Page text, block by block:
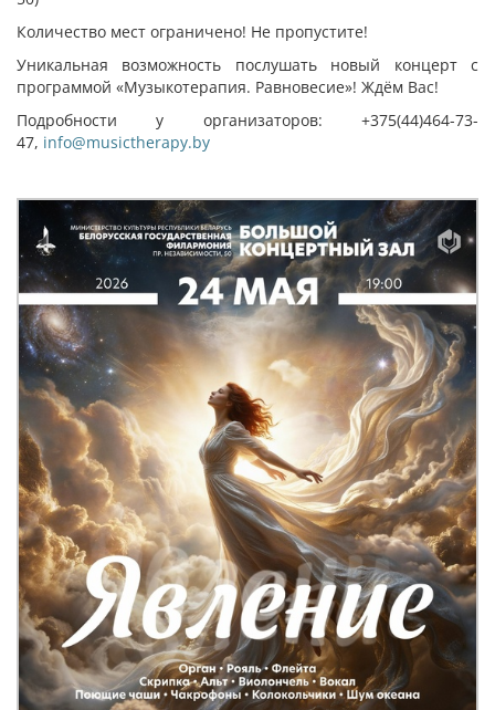
Количество мест ограничено! Не пропустите!
Уникальная возможность послушать новый концерт с
программой «Музыкотерапия. Равновесие»! Ждём Вас!
Подробности у организаторов: +375(44)464-73-
47, info@musictherapy.by